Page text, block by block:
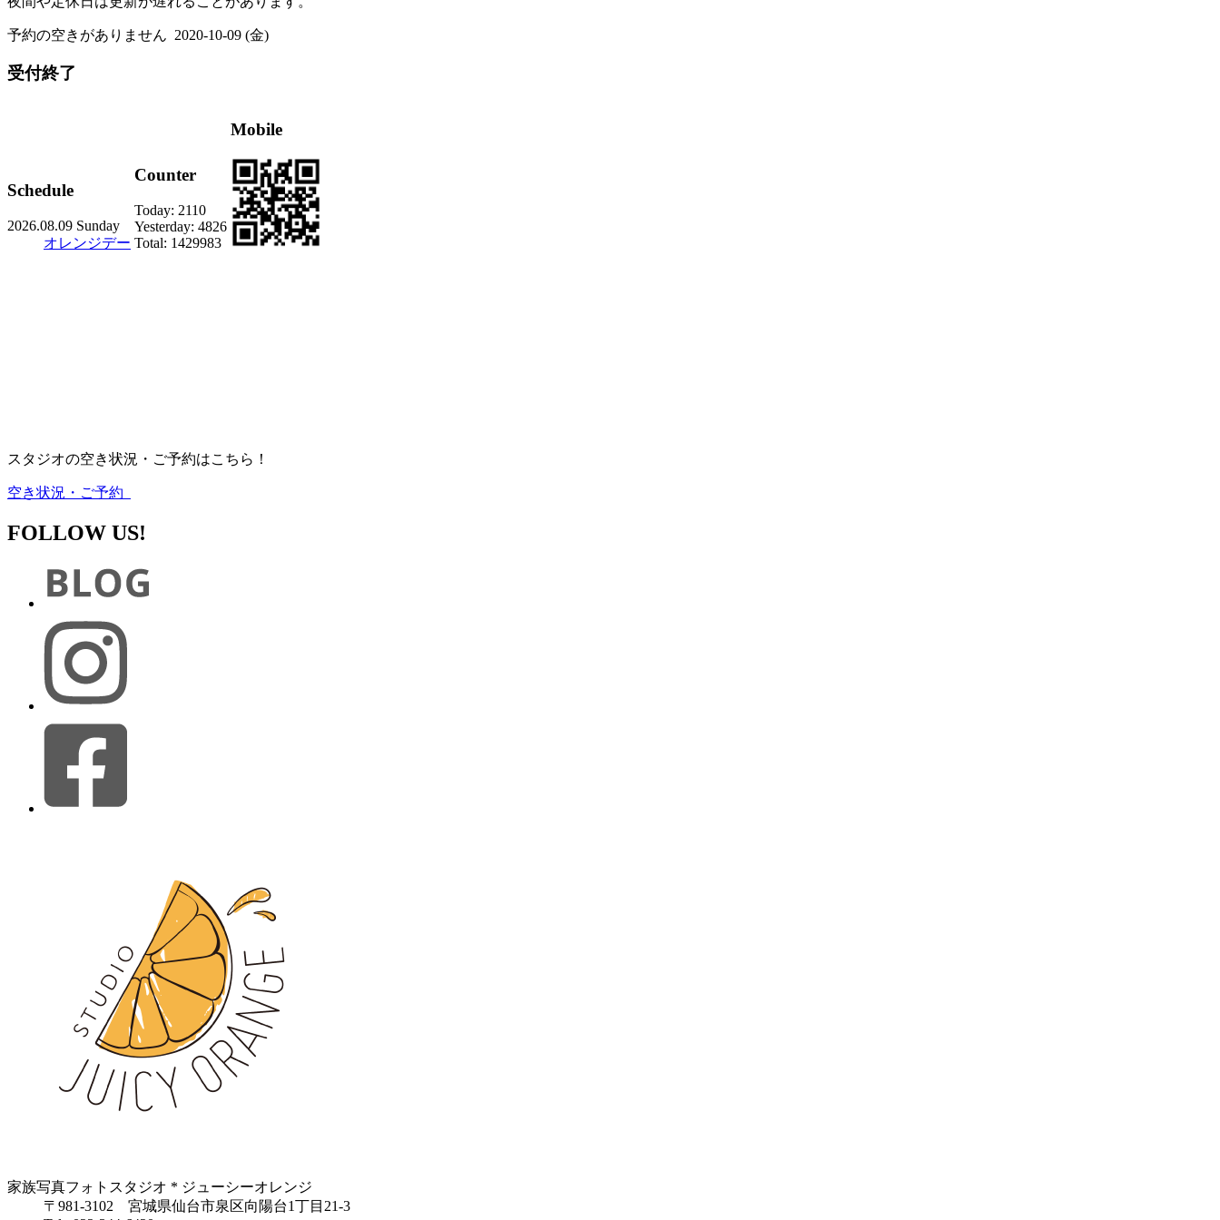
予約の空きがありません 2020-10-09 (金)
受付終了
Schedule
2026.08.09 Sunday
オレンジデー
Counter
Today: 2110
Yesterday: 4826
Total: 1429983
Mobile
スタジオの空き状況・ご予約はこちら！
空き状況・ご予約
FOLLOW US!
家族写真フォトスタジオ * ジューシーオレンジ
〒981-3102 宮城県仙台市泉区向陽台1丁目21-3